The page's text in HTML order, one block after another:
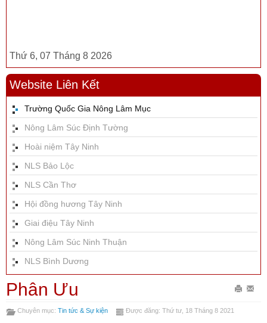
Thứ 6, 07 Tháng 8 2026
Website Liên Kết
Trường Quốc Gia Nông Lâm Mục
Nông Lâm Súc Định Tường
Hoài niệm Tây Ninh
NLS Bảo Lộc
NLS Cần Thơ
Hội đồng hương Tây Ninh
Giai điệu Tây Ninh
Nông Lâm Súc Ninh Thuận
NLS Bình Dương
Phân Ưu
Chuyên mục: Tin tức & Sự kiện Được đăng: Thứ tư, 18 Tháng 8 2021